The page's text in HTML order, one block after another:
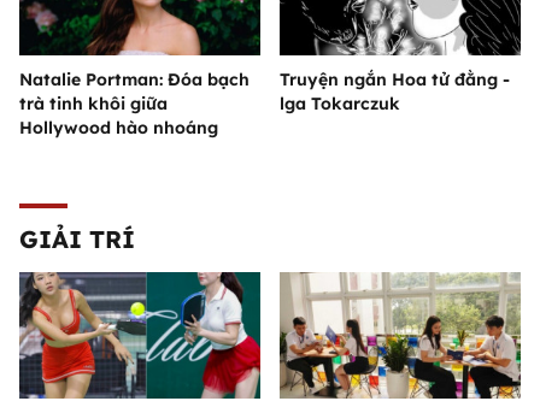
Natalie Portman: Đóa bạch
trà tinh khôi giữa
Hollywood hào nhoáng
Truyện ngắn Hoa tử đằng -
lga Tokarczuk
GIẢI TRÍ